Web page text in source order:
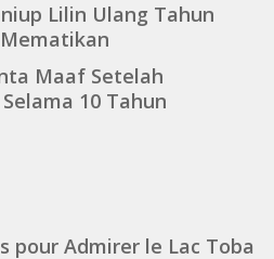
Lilin Ulang Tahun
Maaf Setelah
10 Tahun
pour Admirer le Lac Toba